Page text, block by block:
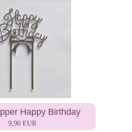
Happy Birthday
9,90 EUR